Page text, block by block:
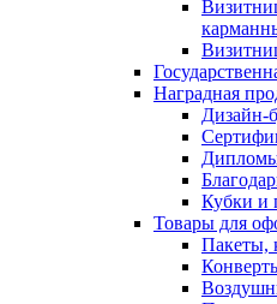
Наградная
Дизайн-
Кубки и
Товары для
Пакеты,